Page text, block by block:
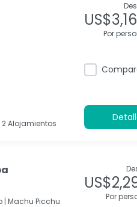
2 Alojamientos
Por
| Machu Picchu
Por